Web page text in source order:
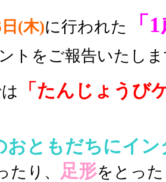
(木)に行われた
「
ト をご報告いたし
「たんじょうび
おともだちにイン
たり、 足形をとっ